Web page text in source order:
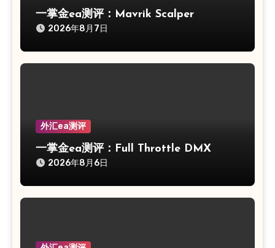
一掌金ea测评：Mavrik Scalper
2026年8月7日
外汇ea测评
一掌金ea测评：Full Throttle DMX
2026年8月6日